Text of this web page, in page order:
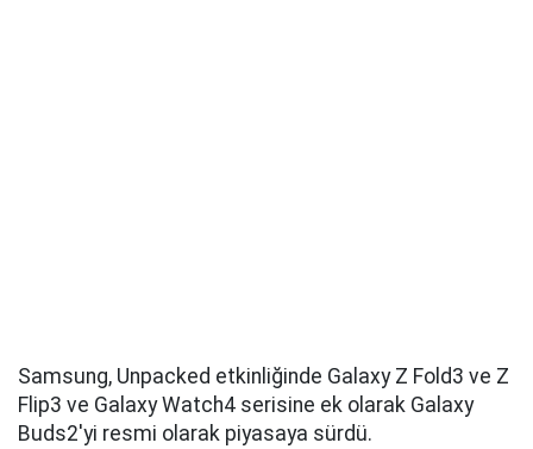
Samsung, Unpacked etkinliğinde Galaxy Z Fold3 ve Z
Flip3 ve Galaxy Watch4 serisine ek olarak Galaxy
Buds2'yi resmi olarak piyasaya sürdü.